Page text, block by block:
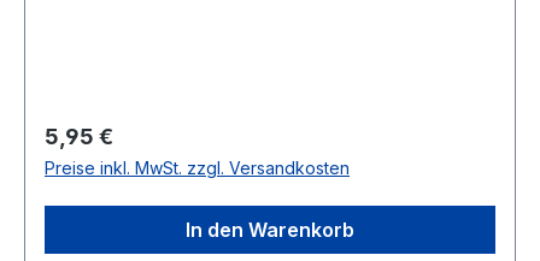
Regulärer Preis:
5,95 €
Preise inkl. MwSt. zzgl. Versandkosten
In den Warenkorb